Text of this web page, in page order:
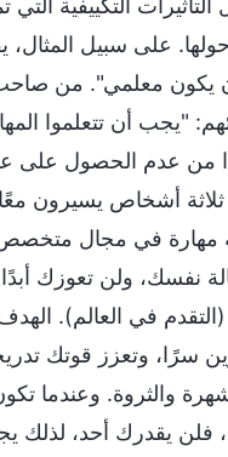
التكييفية التي
على سبيل المثال،
يكون معلمي". من
"يجب أن تتعلموا
من عدم الحصول
ثلاثة أشخاص يسيرون
في مجال متخصص.
نفسك، ولن تعوزك
(التقدم في العالم).
سرًا، وتعزز قوتك
والثروة. وعندما
فلن يقدرك أحد، لذلك